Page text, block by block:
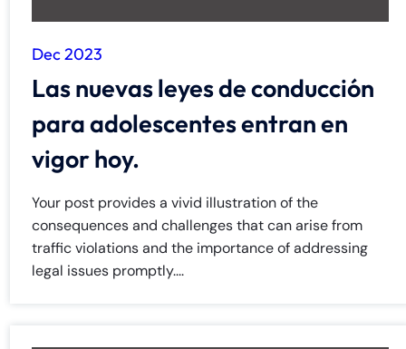
Dec 2023
Las nuevas leyes de conducción
para adolescentes entran en
vigor hoy.
Your post provides a vivid illustration of the
consequences and challenges that can arise from
traffic violations and the importance of addressing
legal issues promptly....
8:30 AM – 5:00
Friday
8:30 AM – 5:00
PM
Saturday
Closed
Sunday
8:30 AM – 5:00
Friday
8:30 AM – 5:00
PM
Saturday
Closed
Sunday